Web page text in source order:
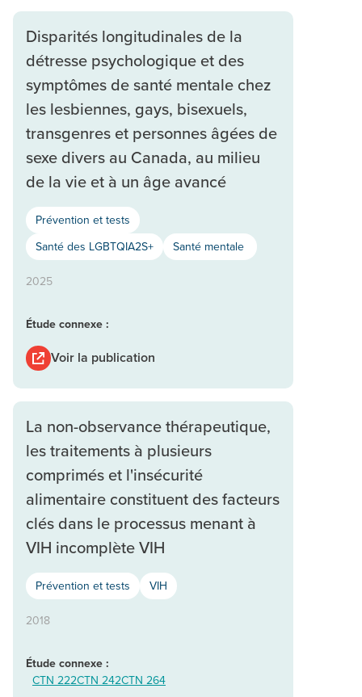
Disparités longitudinales de la
détresse psychologique et des
symptômes de santé mentale chez
les lesbiennes, gays, bisexuels,
transgenres et personnes âgées de
sexe divers au Canada, au milieu
de la vie et à un âge avancé
Prévention et tests
Santé des LGBTQIA2S+
Santé mentale
2025
Étude connexe :
Voir la publication
La non-observance thérapeutique,
les traitements à plusieurs
comprimés et l'insécurité
alimentaire constituent des facteurs
clés dans le processus menant à
VIH incomplète VIH
Prévention et tests VIH
2018
Étude connexe :
CTN 222CTN 242CTN 264